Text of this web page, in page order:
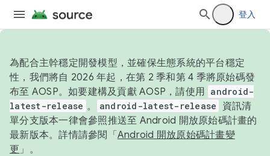
登入
為配合主幹穩定開發模型，並確保生態系統的平台穩定
性，我們將自 2026 年起，在第 2 季和第 4 季將原始碼發
布至 AOSP。如要建構及貢獻 AOSP，請使用 android-
latest-release 。 android-latest-release
資訊清
單分支版本一律會參照推送至 Android 開放原始碼計畫的
最新版本。詳情請參閱「 Android 開放原始碼計畫變
更 」。